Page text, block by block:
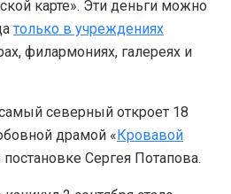
карте». Эти деньги можно
только в учреждениях
филармониях, галереях и
северный откроет 18
драмой «Кровавой
Сергея Потапова.